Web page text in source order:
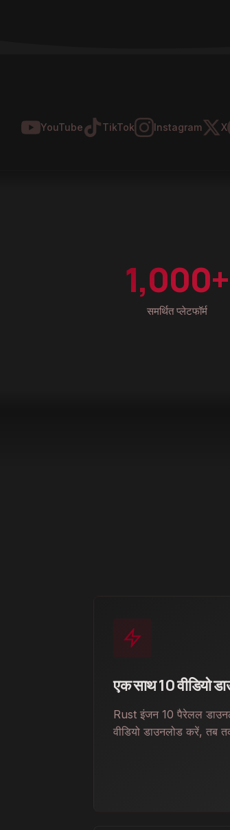
YouTube TikTok Instagram X
1,000+
समर्थित प्लेटफॉर्म
एक साथ 10 वीडियो
Rust इंजन 10 पैरेलल
वीडियो डाउनलोड करें, तब